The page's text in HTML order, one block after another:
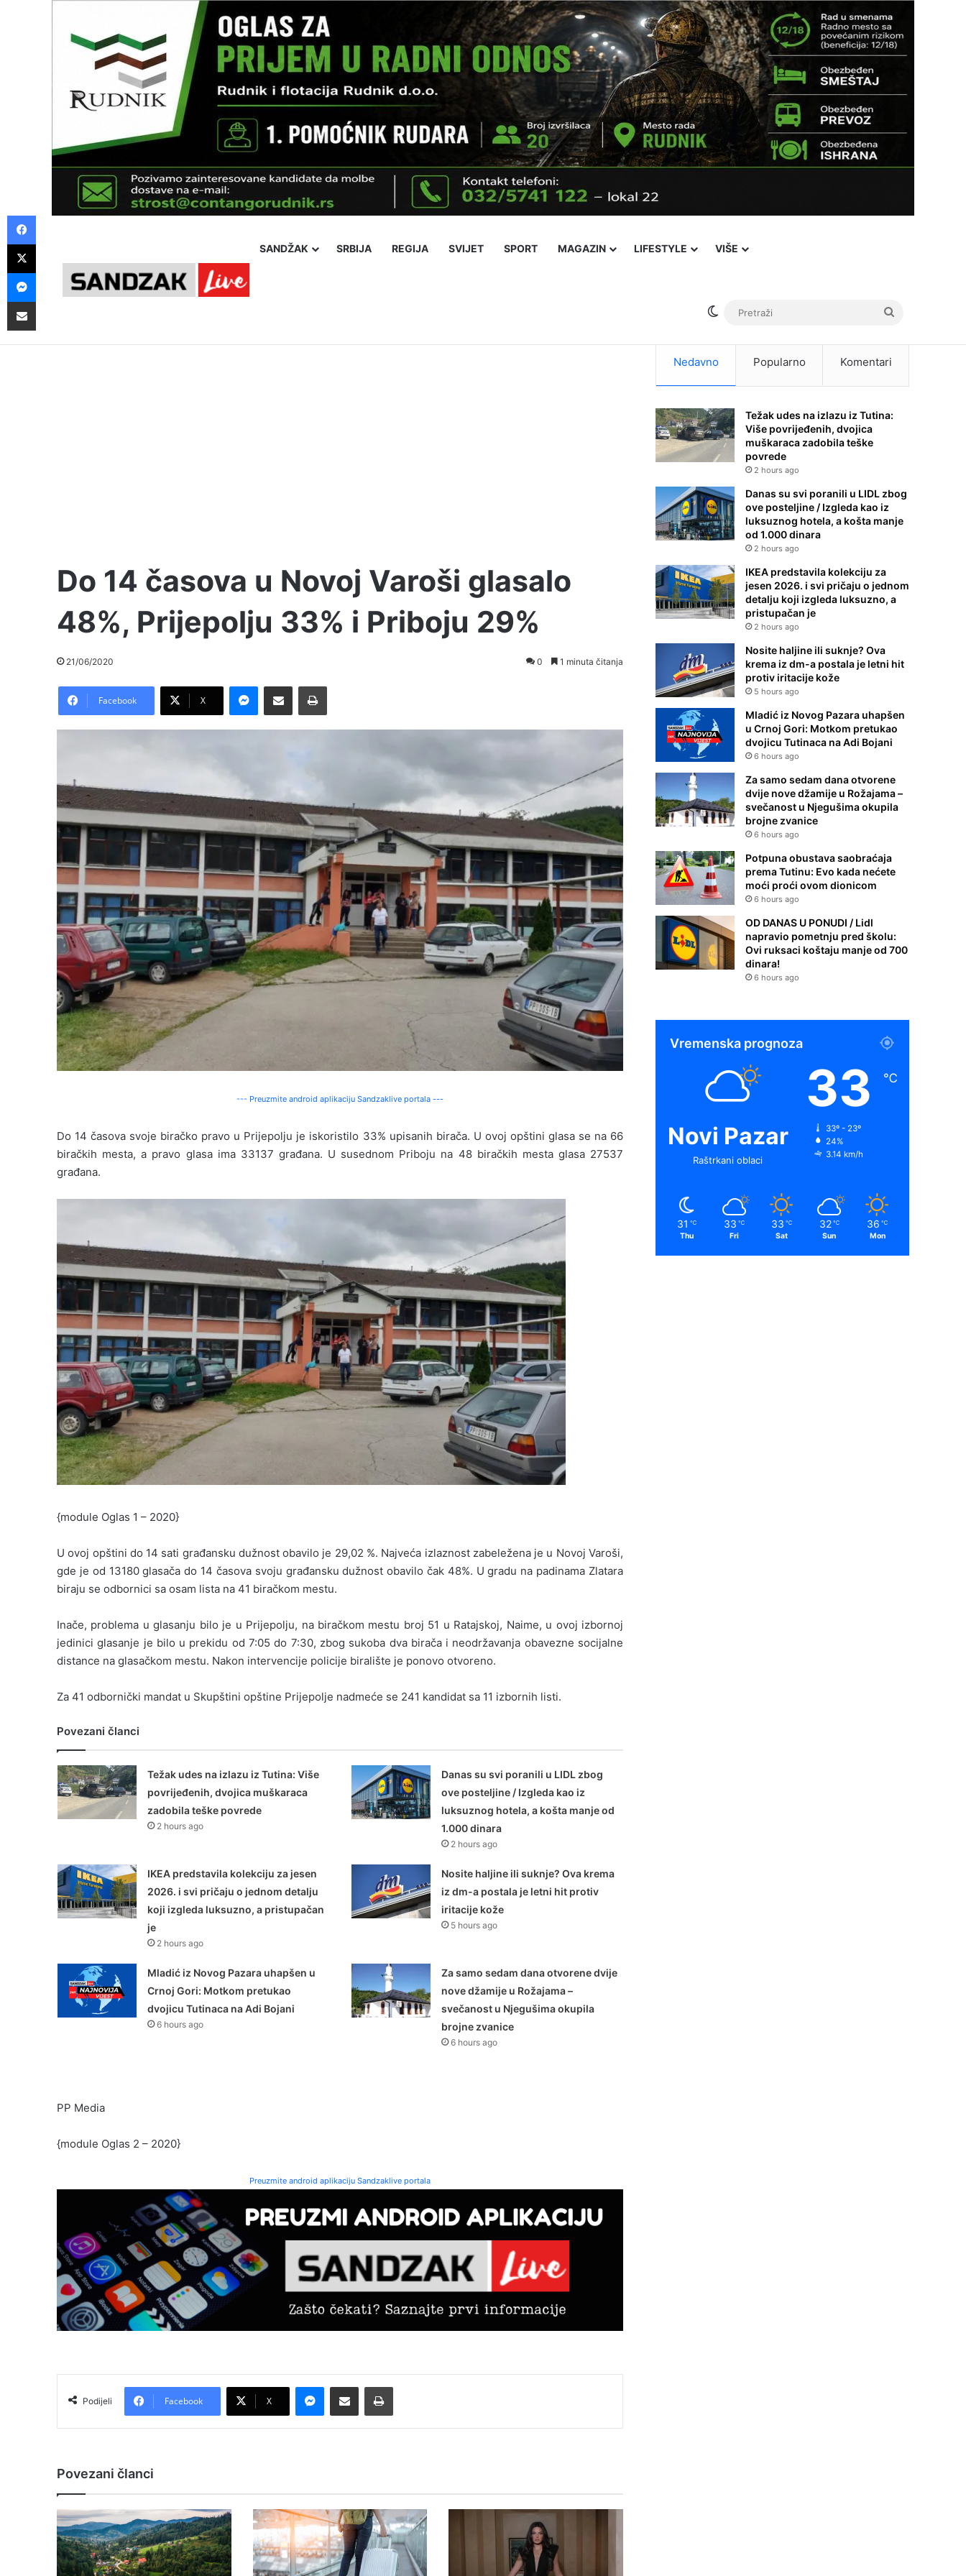
SANDŽAK SRBIJA REGIJA SVIJET SPORT MAGAZIN LIFESTYLE VIŠE
Switch skin
Thursday, 6 August 2026 Politika
Do 14 časova u Novoj Varoši glasalo
48%, Prijepolju 33% i Priboju 29%
21/06/2020 0 1 minuta čitanja
Facebook X
Messenger
Pošalji preko E-Maila Printaj
--- Preuzmite android aplikaciju Sandzaklive portala ---
Do 14 časova svoje biračko pravo u Prijepolju je iskoristilo 33% upisanih birača. U ovoj opštini glasa se na 66
biračkih mesta, a pravo glasa ima 33137 građana. U susednom Priboju na 48 biračkih mesta glasa 27537
građana.
{module Oglas 1 – 2020}
U ovoj opštini do 14 sati građansku dužnost obavilo je 29,02 %. Najveća izlaznost zabeležena je u Novoj Varoši,
gde je od 13180 glasača do 14 časova svoju građansku dužnost obavilo čak 48%. U gradu na padinama Zlatara
biraju se odbornici sa osam lista na 41 biračkom mestu.
Inače, problema u glasanju bilo je u Prijepolju, na biračkom mestu broj 51 u Ratajskoj, Naime, u ovoj izbornoj
jedinici glasanje je bilo u prekidu od 7:05 do 7:30, zbog sukoba dva birača i neodržavanja obavezne socijalne
distance na glasačkom mestu. Nakon intervencije policije biralište je ponovo otvoreno.
Za 41 odbornički mandat u Skupštini opštine Prijepolje nadmeće se 241 kandidat sa 11 izbornih listi.
Povezani članci
Težak udes na izlazu iz Tutina: Više
povrijeđenih, dvojica muškaraca
zadobila teške povrede
2 hours ago
Danas su svi poranili u LIDL zbog
ove posteljine / Izgleda kao iz
luksuznog hotela, a košta manje od
1.000 dinara
2 hours ago
IKEA predstavila kolekciju za jesen
2026. i svi pričaju o jednom detalju
koji izgleda luksuzno, a pristupačan
je
2 hours ago
Nosite haljine ili suknje? Ova krema
iz dm-a postala je letni hit protiv
iritacije kože
5 hours ago
Mladić iz Novog Pazara uhapšen u
Crnoj Gori: Motkom pretukao
dvojicu Tutinaca na Adi Bojani
6 hours ago
Za samo sedam dana otvorene dvije
nove džamije u Rožajama –
svečanost u Njegušima okupila
brojne zvanice
6 hours ago
PP Media
{module Oglas 2 – 2020}
Preuzmite android aplikaciju Sandzaklive portala
Podijeli Facebook X
Messenger
Pošalji preko E-Maila Printaj
Povezani članci
Nedavno Popularno Komentari
Težak udes na izlazu iz Tutina:
Više povrijeđenih, dvojica
muškaraca zadobila teške
povrede
2 hours ago
Danas su svi poranili u LIDL zbog
ove posteljine / Izgleda kao iz
luksuznog hotela, a košta manje
od 1.000 dinara
2 hours ago
IKEA predstavila kolekciju za
jesen 2026. i svi pričaju o jednom
detalju koji izgleda luksuzno, a
pristupačan je
2 hours ago
Nosite haljine ili suknje? Ova
krema iz dm-a postala je letni hit
protiv iritacije kože
5 hours ago
Mladić iz Novog Pazara uhapšen
u Crnoj Gori: Motkom pretukao
dvojicu Tutinaca na Adi Bojani
6 hours ago
Za samo sedam dana otvorene
dvije nove džamije u Rožajama –
svečanost u Njegušima okupila
brojne zvanice
6 hours ago
Potpuna obustava saobraćaja
prema Tutinu: Evo kada nećete
moći proći ovom dionicom
6 hours ago
OD DANAS U PONUDI / Lidl
napravio pometnju pred školu:
Ovi ruksaci koštaju manje od 700
dinara!
6 hours ago
Vremenska prognoza
Novi Pazar
Raštrkani oblaci
33 ℃
33º - 23º
24%
3.14 km/h
31 ℃
Thu
33 ℃
Fri
33 ℃
Sat
32 ℃
Sun
36 ℃
Mon
Facebook
X
Messenger
Pošalji preko E-Maila